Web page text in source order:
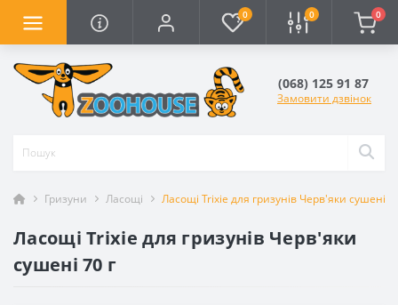
0 0 0
(068) 125 91 87
Замовити дзвінок
Гризуни Ласощі Ласощі Trixie для гризунів Черв'яки сушені
Ласощі Trixie для гризунів Черв'яки
сушені 70 г